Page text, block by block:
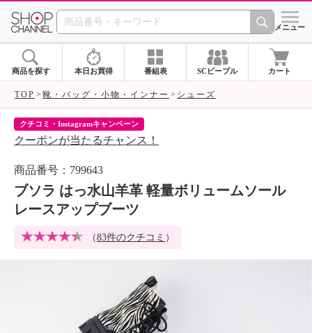
SHOP CHANNEL シメニュー
商品を探す 本日お買得 番組表 SCピープル カート
TOP 靴・バッグ・小物・インナー シューズ
クチコミ・Instagramキャンペーン
クーポンが当たるチャンス！
商品番号：799643
ブソラ はっ水山羊革 軽量ボリュームソール
レースアップブーツ
（83件のクチコミ ）